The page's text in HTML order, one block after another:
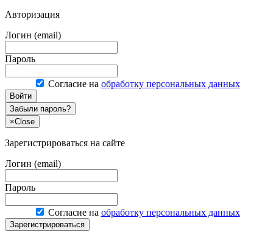
Авторизация
Логин (email)
Пароль
Согласие на обработку персональных данных
Войти
Забыли пароль?
×Close
Зарегистрироваться на сайте
Логин (email)
Пароль
Согласие на обработку персональных данных
Зарегистрироваться